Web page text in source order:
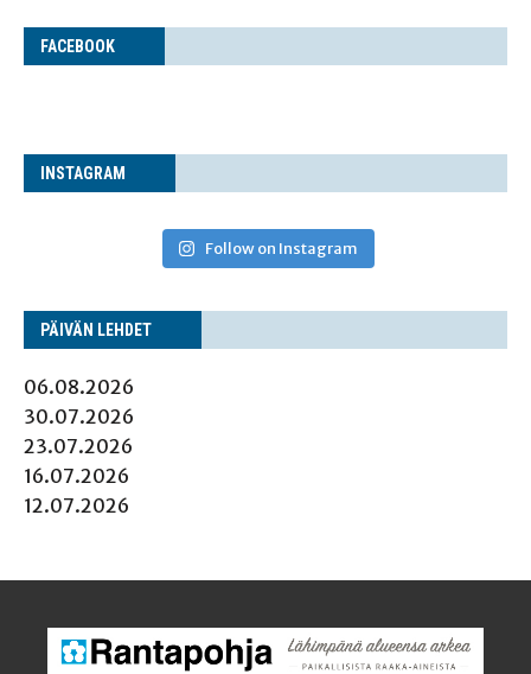
FACE­BOOK
INS­TA­GRAM
Follow on Instagram
PÄI­VÄN LEHDET
06.08.2026
30.07.2026
23.07.2026
16.07.2026
12.07.2026